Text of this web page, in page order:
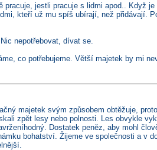
jestli pracuje s lidmi apod.. Když
kteří už mu spíš ubírají, než přidávají.
nepotřebovat, dívat se.
co potřebujeme. Větší majetek by mi
majetek svým způsobem obtěžuje,
zpět lesy nebo polnosti. Les obvykle
Dostatek peněz, aby mohl
bohatství. Žijeme ve společnosti a v